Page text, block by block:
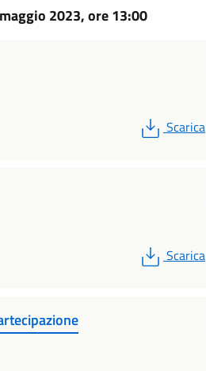
2023, ore 13:00
PDF
Scarica
PDF
Scarica